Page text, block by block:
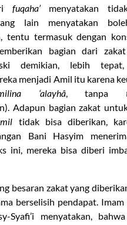
fuqaha’menyatakan
lain menyatakan
tentu termasuk dengan
bagian dari
demikian, lebih
menjadi Amil itu karena
‘alayhâ, tanpa
Adapun bagian zakat
tidak bisa diberikan,
Bani Hasyim
ini, mereka bisa diberi
besaran zakat yang
berselisih pendapat.
Syafi’i menyatakan,